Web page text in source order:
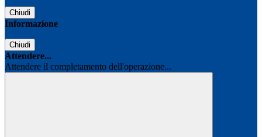
Chiudi
Informazione
Chiudi
Attendere...
Attendere il completamento dell'operazione...